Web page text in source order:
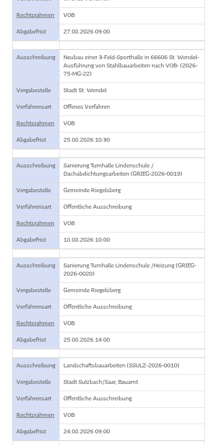
Rechtsrahmen VOB
Abgabefrist 27.08.2026 09:00
Ausschreibung
Neubau einer 3-Feld-Sporthalle in 66606 St. Wendel-
Ausführung von Stahlbauarbeiten nach VOB- (2026-
75-MG-22)
Vergabestelle Stadt St. Wendel
Verfahrensart Offenes Verfahren
Rechtsrahmen VOB
Abgabefrist 25.08.2026 10:30
Ausschreibung
Sanierung Turnhalle Lindenschule /
Dachabdichtungsarbeiten (GRIEG-2026-0019)
Vergabestelle Gemeinde Riegelsberg
Verfahrensart Öffentliche Ausschreibung
Rechtsrahmen VOB
Abgabefrist 18.08.2026 10:00
Ausschreibung
Sanierung Turnhalle Lindenschule /Heizung (GRIEG-
2026-0020)
Vergabestelle Gemeinde Riegelsberg
Verfahrensart Öffentliche Ausschreibung
Rechtsrahmen VOB
Abgabefrist 25.08.2026 14:00
Ausschreibung Landschaftsbauarbeiten (SSULZ-2026-0010)
Vergabestelle Stadt Sulzbach/Saar, Bauamt
Verfahrensart Öffentliche Ausschreibung
Rechtsrahmen VOB
Abgabefrist 24.08.2026 09:00